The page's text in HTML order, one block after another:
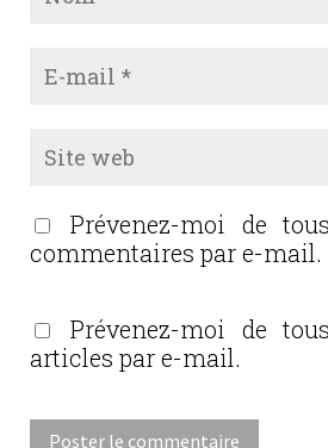
Prévenez-moi de
commentaires par e-mail.
Prévenez-moi de
articles par e-mail.